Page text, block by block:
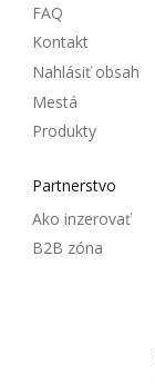
FAQ
Kontakt
Nahlásiť obsah
Mestá
Produkty
Partnerstvo
Ako inzerovať
B2B zóna